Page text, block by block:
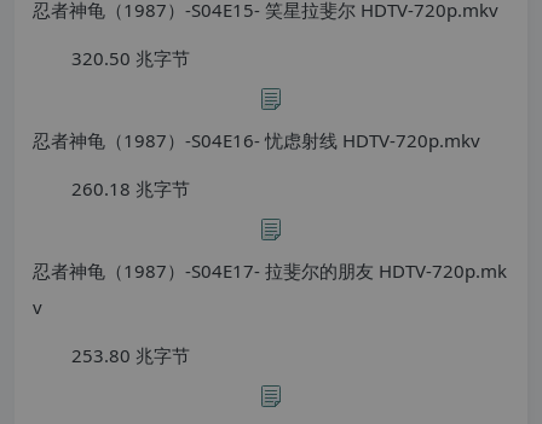
忍者神龟（1987）-S04E15- 笑星拉斐尔 HDTV-720p.mkv
320.50 兆字节
忍者神龟（1987）-S04E16- 忧虑射线 HDTV-720p.mkv
260.18 兆字节
忍者神龟（1987）-S04E17- 拉斐尔的朋友 HDTV-720p.mk
v
253.80 兆字节